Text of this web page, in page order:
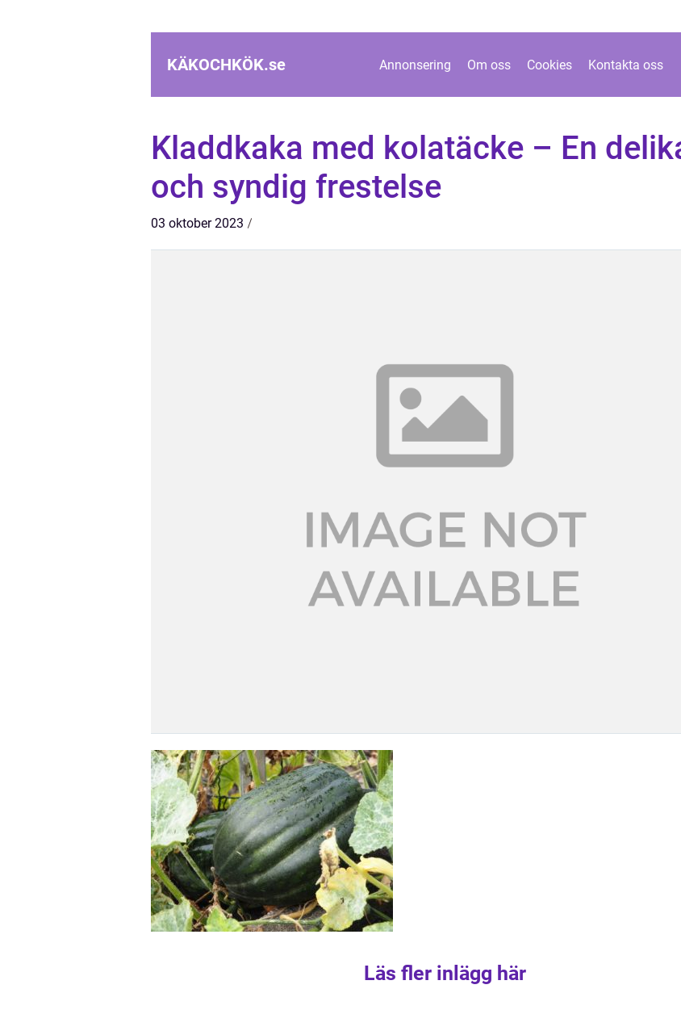
KÄKOCHKÖK.se Annonsering Om oss Cookies Kontakta oss
Kladdkaka med kolatäcke – En
och syndig frestelse
03 oktober 2023
Läs fler inlägg här